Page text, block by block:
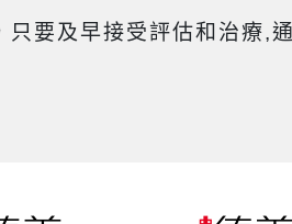
要及早接受評估和治療,